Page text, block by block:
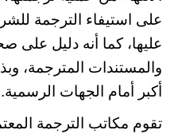
على استيفاء الترجمة
عليها، كما أنه دليل على
والمستندات المترجمة،
أكبر أمام الجهات الرسمية.
تقوم مكاتب الترجمة